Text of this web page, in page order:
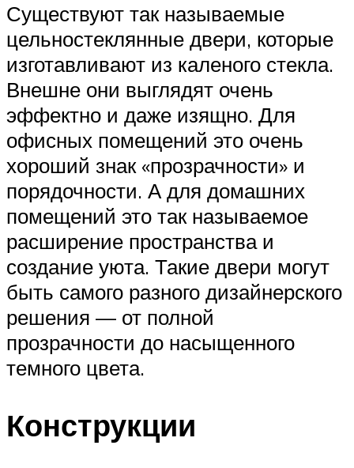
Существуют так называемые
цельностеклянные двери, которые
изготавливают из каленого стекла.
Внешне они выглядят очень
эффектно и даже изящно. Для
офисных помещений это очень
хороший знак «прозрачности» и
порядочности. А для домашних
помещений это так называемое
расширение пространства и
создание уюта. Такие двери могут
быть самого разного дизайнерского
решения — от полной
прозрачности до насыщенного
темного цвета.
Конструкции